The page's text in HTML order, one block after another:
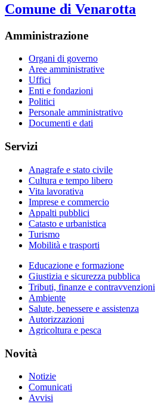
Comune di Venarotta
Amministrazione
Organi di governo
Aree amministrative
Uffici
Enti e fondazioni
Politici
Personale amministrativo
Documenti e dati
Servizi
Anagrafe e stato civile
Cultura e tempo libero
Vita lavorativa
Imprese e commercio
Appalti pubblici
Catasto e urbanistica
Turismo
Mobilità e trasporti
Educazione e formazione
Giustizia e sicurezza pubblica
Tributi, finanze e contravvenzioni
Ambiente
Salute, benessere e assistenza
Autorizzazioni
Agricoltura e pesca
Novità
Notizie
Comunicati
Avvisi